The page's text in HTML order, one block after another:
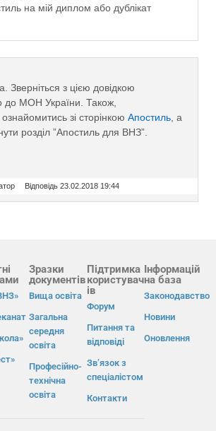
на мій диплом або дублікат
Зверніться з цією довідкою
до МОН України. Також,
зі сторінкою Апостиль , а
розділ ”Апостиль для ВНЗ”.
Відповідь 23.02.2018 19:44
Зразки
документів
Вища освіта
Загальна
середня
освіта
Професійно-
технічна
освіта
Підтримка
користувач
ів
Форум
Питання та
відповіді
Зв’язок з
спеціалістом
Контакти
Інформацій
на база
Законодавство
Новини
Оновлення